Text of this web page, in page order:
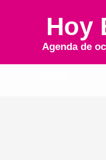
Hoy
Agenda de